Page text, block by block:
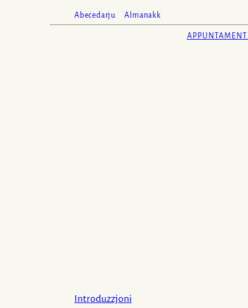
Abeċedarju Almanakk
APPUNTAMENTI
Introduzzjoni